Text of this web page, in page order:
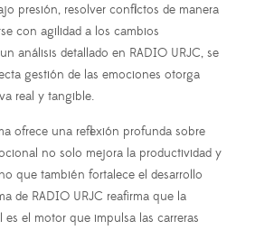
presión, resolver conflictos de manera
con agilidad a los cambios
análisis detallado en RADIO URJC, se
gestión de las emociones otorga
real y tangible.
ofrece una reflexión profunda sobre
no solo mejora la productividad y
que también fortalece el desarrollo
de RADIO URJC reafirma que la
el motor que impulsa las carreras